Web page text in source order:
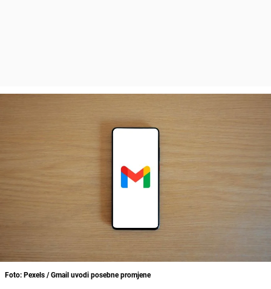
Foto: Pexels / Gmail uvodi posebne promjene